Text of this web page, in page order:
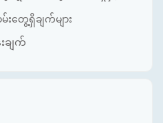
းတွေ့ရှိချက်များ
ချက်